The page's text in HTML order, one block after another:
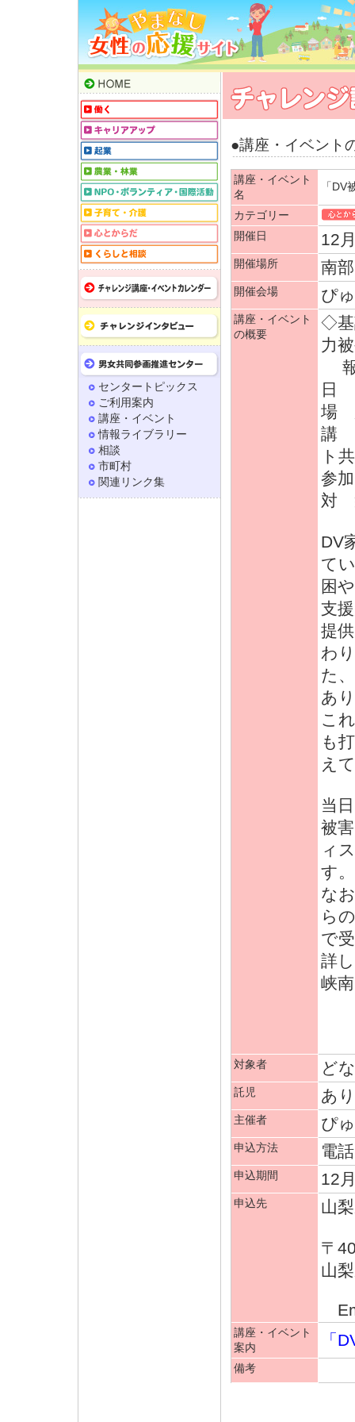
●講座・イベント
講座・イベント
名
「
カテゴリー
開催日
12
開催場所 南
開催会場 ぴ
講座・イベント
の概要
◇基
力
報
日
場
講
ト
参
対
DV
て
困
支
提
わ
た
あ
こ
も
え
当
被
ィ
す。
な
ら
で
詳
峡
対象者 ど
託児 あり
主催者 ぴ
申込方法 電
申込期間 12
申込先 山
〒
山
講座・イベント
案内
「
備考
センタートピックス
ご利用案内
講座・イベント
情報ライブラリー
相談
市町村
関連リンク集